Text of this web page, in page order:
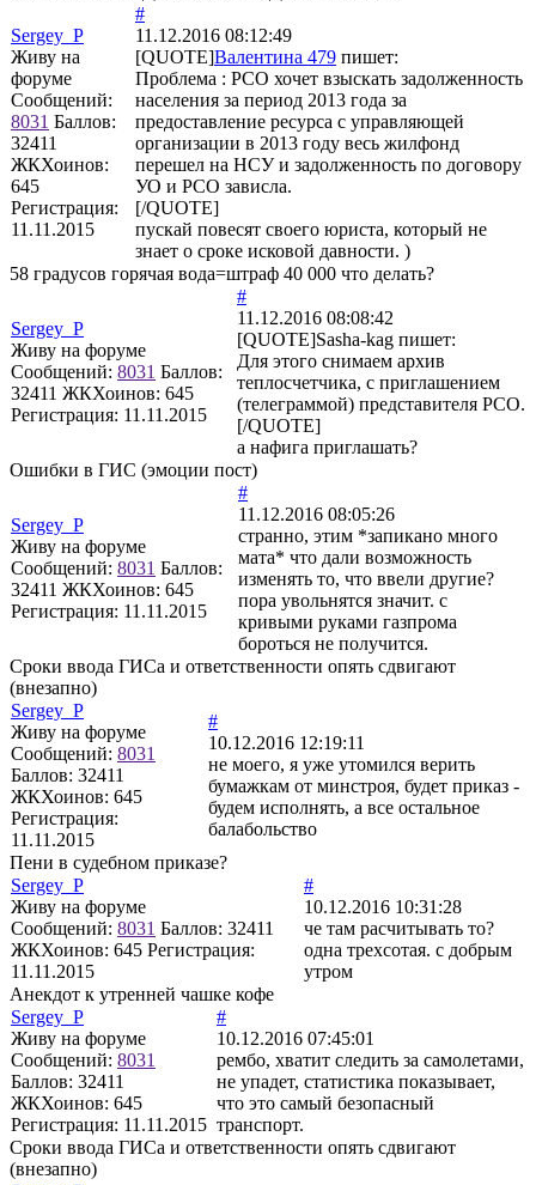
Sergey_P
Живу на
форуме
Сообщений:
8031 Баллов:
32411
ЖКХоинов:
645
Регистрация:
11.11.2015
#
11.12.2016 08:12:49
[QUOTE]Валентина 479 пишет:
Проблема : РСО хочет взыскать задолженность
населения за период 2013 года за
предоставление ресурса с управляющей
организации в 2013 году весь жилфонд
перешел на НСУ и задолженность по договору
УО и РСО зависла.
[/QUOTE]
пускай повесят своего юриста, который не
знает о сроке исковой давности. )
58 градусов горячая вода=штраф 40 000 что делать?
Sergey_P
Живу на форуме
Сообщений: 8031 Баллов:
32411 ЖКХоинов: 645
Регистрация: 11.11.2015
#
11.12.2016 08:08:42
[QUOTE]Sasha-kag пишет:
Для этого снимаем архив
теплосчетчика, с приглашением
(телеграммой) представителя РСО.
[/QUOTE]
а нафига приглашать?
Ошибки в ГИС (эмоции пост)
Sergey_P
Живу на форуме
Сообщений: 8031 Баллов:
32411 ЖКХоинов: 645
Регистрация: 11.11.2015
#
11.12.2016 08:05:26
странно, этим *запикано много
мата* что дали возможность
изменять то, что ввели другие?
пора увольнятся значит. с
кривыми руками газпрома
бороться не получится.
Сроки ввода ГИСа и ответственности опять сдвигают
(внезапно)
Sergey_P
Живу на форуме
Сообщений: 8031
Баллов: 32411
ЖКХоинов: 645
Регистрация:
11.11.2015
#
10.12.2016 12:19:11
не моего, я уже утомился верить
бумажкам от минстроя, будет приказ -
будем исполнять, а все остальное
балабольство
Пени в судебном приказе?
Sergey_P
Живу на форуме
Сообщений: 8031 Баллов: 32411
ЖКХоинов: 645 Регистрация:
11.11.2015
#
10.12.2016 10:31:28
че там расчитывать то?
одна трехсотая. с добрым
утром
Анекдот к утренней чашке кофе
Sergey_P
Живу на форуме
Сообщений: 8031
Баллов: 32411
ЖКХоинов: 645
Регистрация: 11.11.2015
#
10.12.2016 07:45:01
рембо, хватит следить за самолетами,
не упадет, статистика показывает,
что это самый безопасный
транспорт.
Сроки ввода ГИСа и ответственности опять сдвигают
(внезапно)